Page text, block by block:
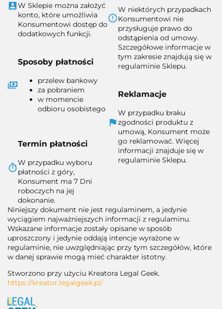
W Sklepie można założyć
konto, które umożliwia
Konsumentowi dostęp do
dodatkowych funkcji.
Sposoby płatności
przelew bankowy
za pobraniem
w momencie
odbioru osobistego
Termin płatności
W przypadku wyboru
płatności z góry,
Konsument ma 7 Dni
roboczych na jej
dokonanie.
W niektórych przypadkach
Konsumentowi nie
przysługuje prawo do
odstąpienia od umowy.
Szczegółowe informacje w
tym zakresie znajdują się w
regulaminie Sklepu.
Reklamacje
W przypadku braku
zgodności produktu z
umową, Konsument może
go reklamować. Więcej
informacji znajduje się w
regulaminie Sklepu.
Niniejszy dokument nie jest regulaminem, a jedynie
wyciągiem najważniejszych informacji z regulaminu.
Wskazane informacje zostały opisane w sposób
uproszczony i jedynie oddają intencje wyrażone w
regulaminie, nie uwzględniając przy tym szczegółów, które
w danej sprawie mogą mieć charakter istotny.
Stworzono przy użyciu Kreatora Legal Geek.
https://kreator.legalgeek.pl/